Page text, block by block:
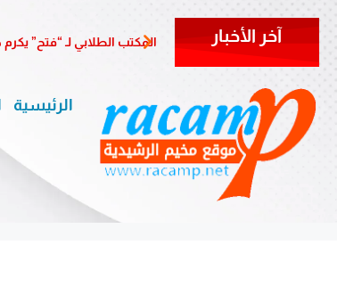
آخر الأخبار المكتب الطلابي لـ “فتح”
الرئيسية